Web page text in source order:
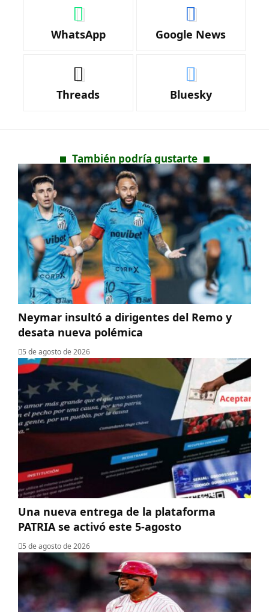
WhatsApp Google News
Threads Bluesky
También podría gustarte
Neymar insultó a dirigentes del Remo y
desata nueva polémica
5 de agosto de 2026
Una nueva entrega de la plataforma
PATRIA se activó este 5-agosto
5 de agosto de 2026